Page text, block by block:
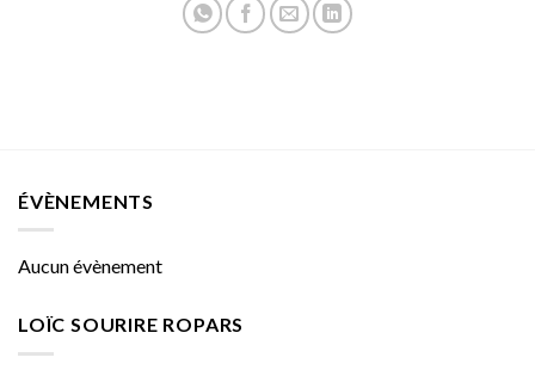
ÉVÈNEMENTS
Aucun évènement
LOÏC SOURIRE ROPARS